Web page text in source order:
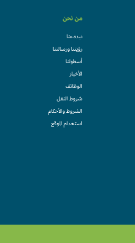
من نحن
نبذة عنا
رؤيتنا ورسالتنا
أسطولنا
الأخبار
الوظائف
شروط النقل
الشروط والأحكام
استخدام الموقع